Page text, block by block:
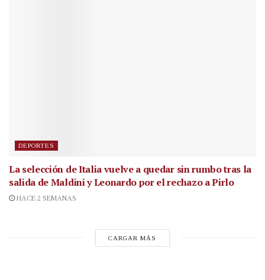
DEPORTES
La selección de Italia vuelve a quedar sin rumbo tras la
salida de Maldini y Leonardo por el rechazo a Pirlo
HACE 2 SEMANAS
CARGAR MÁS